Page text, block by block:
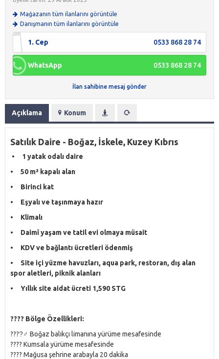
Mağazanın tüm ilanlarını görüntüle
Danışmanın tüm ilanlarını görüntüle
1. Cep 0533 868 28 74
WhatsApp 0533 868 28 74
İlan sahibine mesaj gönder
Açıklama Konum
Satılık Daire - Boğaz, İskele, Kuzey Kıbrıs
• 1 yatak odalı daire
• 50 m² kapalı alan
• Birinci kat
• Eşyalı ve taşınmaya hazır
• Klimalı
• Daimî yaşam ve tatil evi olmaya müsait
• KDV ve bağlantı ücretleri ödenmiş
• Site içi yüzme havuzları, aqua park, restoran, dış alan
spor aletleri, piknik alanları
• Yıllık site aidat ücreti 1,590 STG
???? Bölge Özellikleri:
????‍♂ Boğaz balıkçı limanına yürüme mesafesinde
???? Kumsala yürüme mesafesinde
???? Mağusa şehrine arabayla 20 dakika